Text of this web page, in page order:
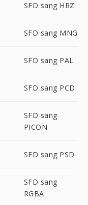
SFD sang HRZ
SFD sang MNG
SFD sang PAL
SFD sang PCD
SFD sang
PICON
SFD sang PSD
SFD sang
RGBA